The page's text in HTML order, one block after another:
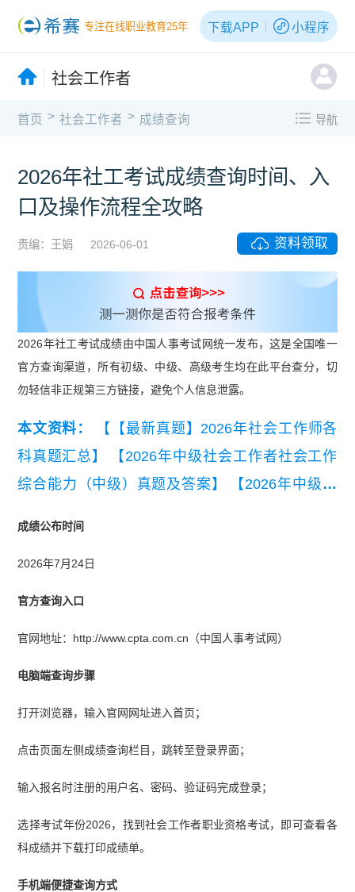
专注在线职业教育25年 下载APP 小程序
社会工作者
首页 > 社会工作者 > 成绩查询 导航
2026年社工考试成绩查询时间、入
口及操作流程全攻略
责编：王娟 2026-06-01 资料领取
2026年社工考试成绩由中国人事考试网统一发布，这是全国唯一
官方查询渠道，所有初级、中级、高级考生均在此平台查分，切
勿轻信非正规第三方链接，避免个人信息泄露。
本文资料：
【【最新真题】2026年社会工作师各
科真题汇总】
【2026年中级社会工作者社会工作
综合能力（中级）真题及答案】
【2026年中级社
考答案】 【2026年初级社会工作者社会工作实务
（初级）真题及答案解析】
成绩公布时间
2026年7月24日
官方查询入口
官网地址：http://www.cpta.com.cn（中国人事考试网）
电脑端查询步骤
打开浏览器，输入官网网址进入首页；
点击页面左侧成绩查询栏目，跳转至登录界面；
输入报名时注册的用户名、密码、验证码完成登录；
选择考试年份2026，找到社会工作者职业资格考试，即可查看各
科成绩并下载打印成绩单。
手机端便捷查询方式